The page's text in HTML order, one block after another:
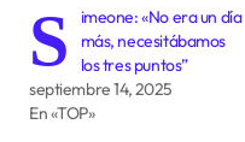
S
imeone: «No era un día
más, necesitábamos
los tres puntos”
septiembre 14, 2025
En «TOP»